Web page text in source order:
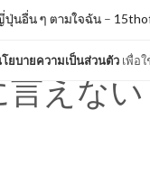
ยบายความเป็นส่วนตัว เพื่อ
ปุ่นอื่น ๆ ตามใจฉัน–
えない